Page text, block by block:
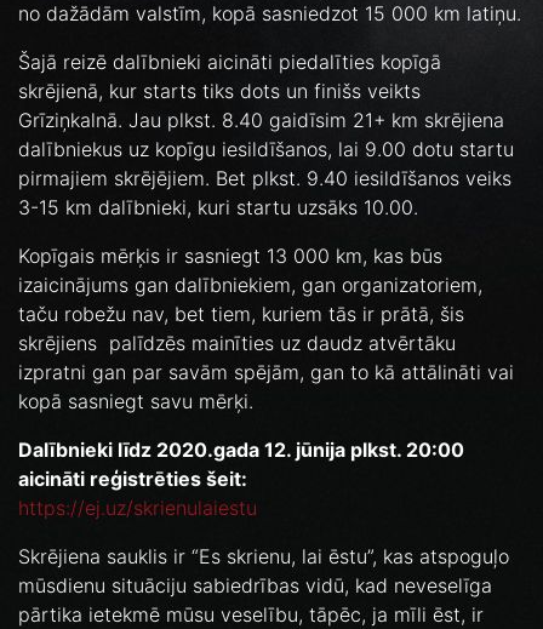
no dažādām valstīm, kopā sasniedzot 15 000 km latiņu.
Šajā reizē dalībnieki aicināti piedalīties kopīgā
skrējienā, kur starts tiks dots un finišs veikts
Grīziņkalnā. Jau plkst. 8.40 gaidīsim 21+ km skrējiena
dalībniekus uz kopīgu iesildīšanos, lai 9.00 dotu startu
pirmajiem skrējējiem. Bet plkst. 9.40 iesildīšanos veiks
3-15 km dalībnieki, kuri startu uzsāks 10.00.
Kopīgais mērķis ir sasniegt 13 000 km, kas būs
izaicinājums gan dalībniekiem, gan organizatoriem,
taču robežu nav, bet tiem, kuriem tās ir prātā, šis
skrējiens palīdzēs mainīties uz daudz atvērtāku
izpratni gan par savām spējām, gan to kā attālināti vai
kopā sasniegt savu mērķi.
Dalībnieki līdz 2020.gada 12. jūnija plkst. 20:00
aicināti reģistrēties šeit:
https://ej.uz/skrienulaiestu
Skrējiena sauklis ir “Es skrienu, lai ēstu”, kas atspoguļo
mūsdienu situāciju sabiedrības vidū, kad neveselīga
pārtika ietekmē mūsu veselību, tāpēc, ja mīli ēst, ir